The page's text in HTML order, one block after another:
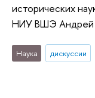
исторических
НИУ ВШЭ Андрей
Наука дискуссии